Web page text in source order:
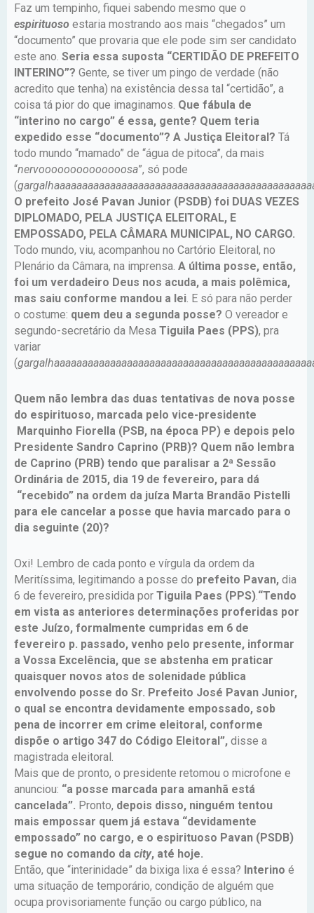
Faz um tempinho, fiquei sabendo mesmo que o
espirituoso estaria mostrando aos mais “chegados” um
“documento” que provaria que ele pode sim ser candidato
este ano. Seria essa suposta “CERTIDÃO DE PREFEITO
INTERINO”? Gente, se tiver um pingo de verdade (não
acredito que tenha) na existência dessa tal “certidão”, a
coisa tá pior do que imaginamos. Que fábula de
“interino no cargo” é essa, gente? Quem teria
expedido esse “documento”? A Justiça Eleitoral? Tá
todo mundo “mamado” de “água de pitoca”, da mais
“nervoooooooooooooosa”, só pode
(
O prefeito José Pavan Junior (PSDB) foi DUAS VEZES
DIPLOMADO, PELA JUSTIÇA ELEITORAL, E
EMPOSSADO, PELA CÂMARA MUNICIPAL, NO CARGO.
Todo mundo, viu, acompanhou no Cartório Eleitoral, no
Plenário da Câmara, na imprensa. A última posse, então,
foi um verdadeiro Deus nos acuda, a mais polêmica,
mas saiu conforme mandou a lei. E só para não perder
o costume: quem deu a segunda posse? O vereador e
segundo-secretário da Mesa Tiguila Paes (PPS), pra
variar
(
Quem não lembra das duas tentativas de nova posse
do espirituoso, marcada pelo vice-presidente
Marquinho Fiorella (PSB, na época PP) e depois pelo
Presidente Sandro Caprino (PRB)? Quem não lembra
de Caprino (PRB) tendo que paralisar a 2ª Sessão
Ordinária de 2015, dia 19 de fevereiro, para dá
“recebido” na ordem da juíza Marta Brandão Pistelli
para ele cancelar a posse que havia marcado para o
dia seguinte (20)?
Oxi! Lembro de cada ponto e vírgula da ordem da
Meritíssima, legitimando a posse do prefeito Pavan, dia
6 de fevereiro, presidida por Tiguila Paes (PPS).“Tendo
em vista as anteriores determinações proferidas por
este Juízo, formalmente cumpridas em 6 de
fevereiro p. passado, venho pelo presente, informar
a Vossa Excelência, que se abstenha em praticar
quaisquer novos atos de solenidade pública
envolvendo posse do Sr. Prefeito José Pavan Junior,
o qual se encontra devidamente empossado, sob
pena de incorrer em crime eleitoral, conforme
dispõe o artigo 347 do Código Eleitoral”, disse a
magistrada eleitoral.
Mais que de pronto, o presidente retomou o microfone e
anunciou: “a posse marcada para amanhã está
cancelada”. Pronto, depois disso, ninguém tentou
mais empossar quem já estava “devidamente
empossado” no cargo, e o espirituoso Pavan (PSDB)
segue no comando da city, até hoje.
Então, que “interinidade” da bixiga lixa é essa? Interino é
uma situação de temporário, condição de alguém que
ocupa provisoriamente função ou cargo público, na